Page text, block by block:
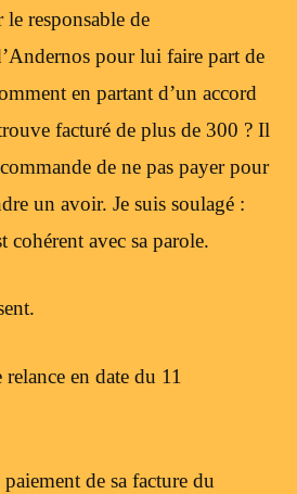
le responsable de
pour lui faire part de
en partant d’un accord
facturé de plus de 300 ? Il
de ne pas payer pour
un avoir. Je suis soulagé :
cohérent avec sa parole.
en date du 11
de sa facture du